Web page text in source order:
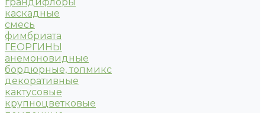
каскадные
смесь
фимбриата
ГЕОРГИНЫ
анемоновидные
бордюрные, топмикс
декоративные
кактусовые
крупноцветковые